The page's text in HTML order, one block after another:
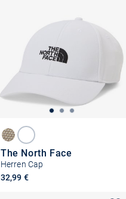
The North Face
Herren Cap
32,99 €